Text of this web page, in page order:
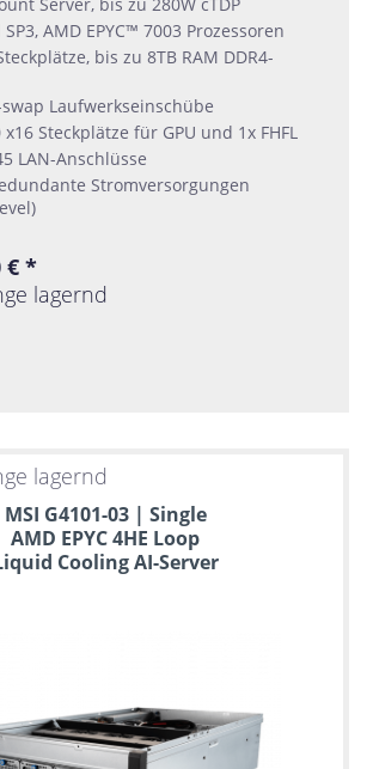
AMD EPYC™ 7003 Prozessoren
bis zu 8TB RAM DDR4-
Laufwerkseinschübe
x16 Steckplätze für GPU und 1x FHFL
LAN-Anschlüsse
Stromversorgungen
€ *
lagernd
lagernd
MSI G4101-03 | Single
AMD EPYC 4HE Loop
Cooling AI-Server